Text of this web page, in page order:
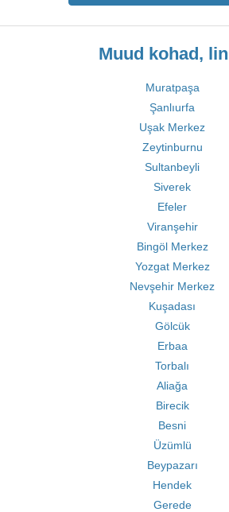
Muud kohad,
Muratpaşa
Şanlıurfa
Uşak Merkez
Zeytinburnu
Sultanbeyli
Siverek
Efeler
Viranşehir
Bingöl Merkez
Yozgat Merkez
Nevşehir Merkez
Kuşadası
Gölcük
Erbaa
Torbalı
Aliağa
Birecik
Besni
Üzümlü
Beypazarı
Hendek
Gerede